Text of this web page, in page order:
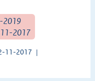
2019
2017
11-2017